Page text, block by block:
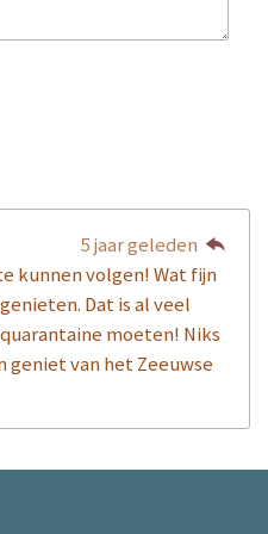
5 jaar geleden
kunnen volgen! Wat fijn
Dat is al veel
moeten! Niks
geniet van het Zeeuwse